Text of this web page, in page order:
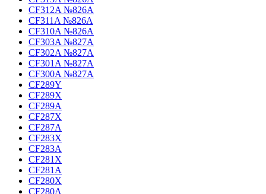
CF312A №826A
CF311A №826A
CF310A №826A
CF303A №827A
CF302A №827A
CF301A №827A
CF300A №827A
CF289Y
CF289X
CF289A
CF287X
CF287A
CF283X
CF283A
CF281X
CF281A
CF280X
CF280A